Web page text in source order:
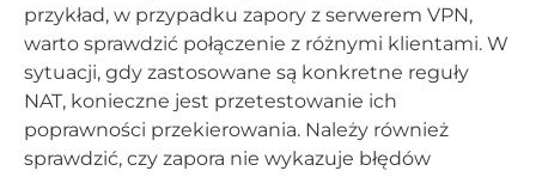
przykład, w przypadku zapory z serwerem VPN,
warto sprawdzić połączenie z różnymi klientami. W
sytuacji, gdy zastosowane są konkretne reguły
NAT, konieczne jest przetestowanie ich
poprawności przekierowania. Należy również
sprawdzić, czy zapora nie wykazuje błędów